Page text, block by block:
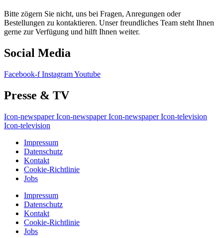
Bitte zögern Sie nicht, uns bei Fragen, Anregungen oder
Bestellungen zu kontaktieren. Unser freundliches Team steht Ihnen
gerne zur Verfügung und hilft Ihnen weiter.
Social Media
Facebook-f InstagramYoutube
Presse & TV
Icon-newspaper Icon-newspaper Icon-newspaper Icon-television
Icon-television
Impressum
Datenschutz
Kontakt
Cookie-Richtlinie
Jobs
Impressum
Datenschutz
Kontakt
Cookie-Richtlinie
Jobs